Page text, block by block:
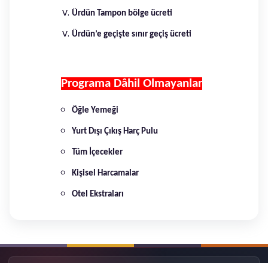
Ürdün Tampon bölge ücreti
Ürdün’e geçişte sınır geçiş ücreti
Programa Dâhil Olmayanlar
Öğle Yemeği
Yurt Dışı Çıkış Harç Pulu
Tüm İçecekler
Kişisel Harcamalar
Otel Ekstraları